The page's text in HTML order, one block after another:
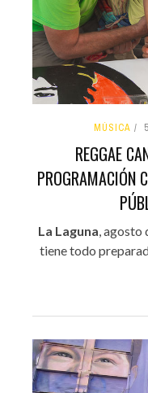
MÚSICA
REGGAE
PROGRAMACIÓN
La Laguna, agosto
tiene todo